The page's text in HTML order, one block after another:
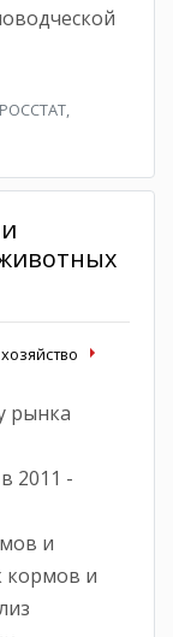
рынка
2011 -
и
кормов и